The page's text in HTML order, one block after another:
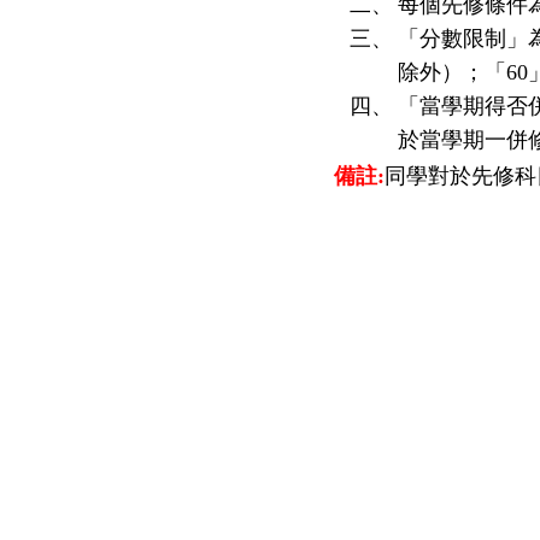
二、
每個先修條件
三、
「分數限制
除外）；「60
四、
「當學期得
於當學期一併
備註: 同學對於先修